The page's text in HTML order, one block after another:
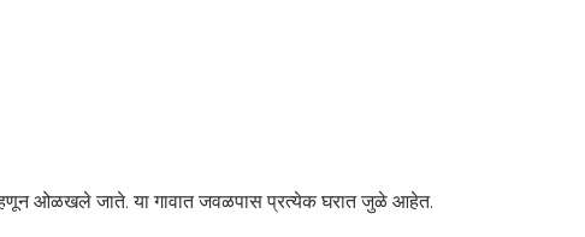
म्हणून ओळखले जाते. या गावात जवळपास प्रत्येक घरात जुळे आहेत.